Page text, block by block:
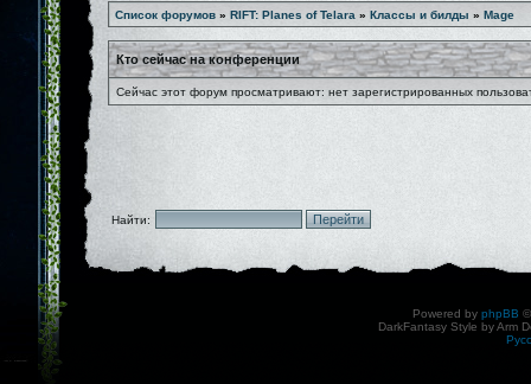
Список форумов » RIFT: Planes of Telara » Классы и билды » Mage
Кто сейчас на конференции
Сейчас этот форум просматривают: нет зарегистрированных
Найти:
Powered by phpBB
DarkFantasy Style by Arm